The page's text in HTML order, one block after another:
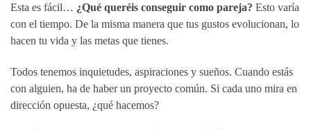
Esta es fácil… ¿Qué queréis conseguir como pareja? Esto varía
con el tiempo. De la misma manera que tus gustos evolucionan, lo
hacen tu vida y las metas que tienes.
Todos tenemos inquietudes, aspiraciones y sueños. Cuando estás
con alguien, ha de haber un proyecto común. Si cada uno mira en
dirección opuesta, ¿qué hacemos?